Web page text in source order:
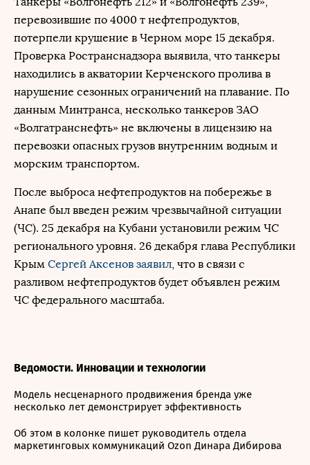
перевозившие по 4000 т нефтепродуктов,
потерпели крушение в Черном море 15 декабря.
Проверка Ространснадзора выявила, что танкеры
находились в акватории Керченского пролива в
нарушение сезонных ограничений на плавание. По
данным Минтранса, несколько танкеров ЗАО
«Волгатранснефть» не включены в лицензию на
перевозки опасных грузов внутренним водным и
морским транспортом.
После выброса нефтепродуктов на побережье в
Анапе был введен режим чрезвычайной ситуации
(ЧС). 25 декабря на Кубани установили режим ЧС
регионального уровня. 26 декабря глава Республики
Крым Сергей Аксенов заявил, что в связи с
разливом нефтепродуктов будет объявлен режим
ЧС федерального масштаба.
Ведомости. Инновации и технологии
Модель несценарного продвижения бренда уже
несколько лет демонстрирует эффективность
Об этом в колонке пишет руководитель отдела
маркетинговых коммуникаций Ozon Динара Дибирова